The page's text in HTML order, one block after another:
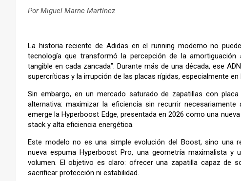
Por Miguel Marne Martínez
La historia reciente de Adidas en el running moderno no
tecnología que transformó la percepción de la
tangible en cada zancada”. Durante más de una década, ese
supercríticas y la irrupción de las placas rígidas, especialmente
Sin embargo, en un mercado saturado de zapatillas con
alternativa: maximizar la eficiencia sin recurrir
emerge la Hyperboost Edge, presentada en 2026 como una
stack y alta eficiencia energética.
Este modelo no es una simple evolución del Boost, sino una
nueva espuma Hyperboost Pro, una geometría maximalista
volumen. El objetivo es claro: ofrecer una zapatilla capaz de
sacrificar protección ni estabilidad.